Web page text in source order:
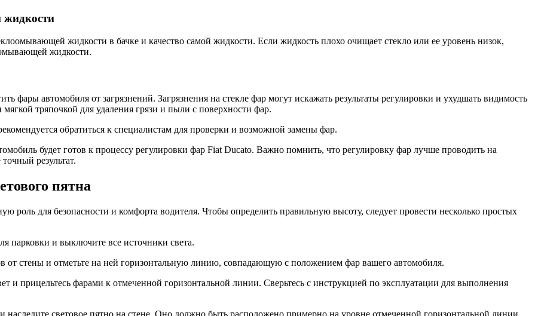
жидкости
жидкости в бачке и качество самой жидкости. Если жидкость плохо очищает стекло или ее уровень низок,
жидкости.
фары автомобиля от загрязнений. Загрязнения на стекле фар могут искажать результаты регулировки и ухудшать видимость
тряпочкой для удаления грязи и пыли с поверхности фар.
обратиться к специалистам для проверки и возможной замены фар.
будет готов к процессу регулировки фар Fiat Ducato. Важно помнить, что регулировку фар лучше проводить на
результат.
пятна
роль для безопасности и комфорта водителя. Чтобы определить правильную высоту, следует провести несколько простых
парковки и выключите все источники света.
от стены и отметьте на ней горизонтальную линию, совпадающую с положением фар вашего автомобиля.
и прицельтесь фарами к отмеченной горизонтальной линии. Сверьтесь с инструкцией по эксплуатации для выполнения
световое пятно на стене. Оно должно быть расположено примерно на уровне отмеченной горизонтальной линии.